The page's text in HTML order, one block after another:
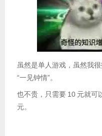
虽然是单人游戏，虽然我
“一见钟情”。
也不贵，只需要 10 元就可
元。